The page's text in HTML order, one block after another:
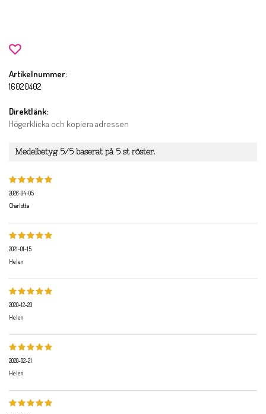
Artikelnummer:
16020402
Direktlänk:
Högerklicka och kopiera adressen
Medelbetyg 5/5 baserat på 5st röster.
2026-04-05
Charlotta
2021-01-15
Helen
2020-12-20
Helen
2020-02-21
Helen